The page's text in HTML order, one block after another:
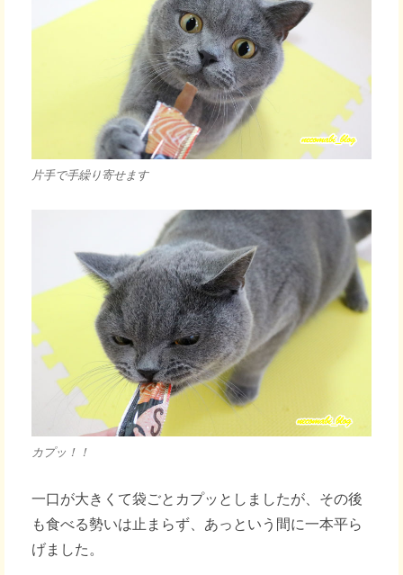
片手で手繰り寄せます
カプッ！！
一口が大きくて袋ごとカプッとしましたが、その後
も食べる勢いは止まらず、あっという間に一本平ら
げました。